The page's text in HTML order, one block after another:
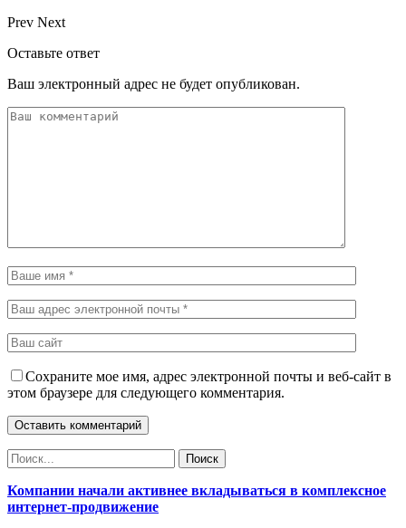
Prev Next
Оставьте ответ
Ваш электронный адрес не будет опубликован.
Сохраните мое имя, адрес электронной почты и веб-сайт в
этом браузере для следующего комментария.
Компании начали активнее вкладываться в комплексное
интернет-продвижение